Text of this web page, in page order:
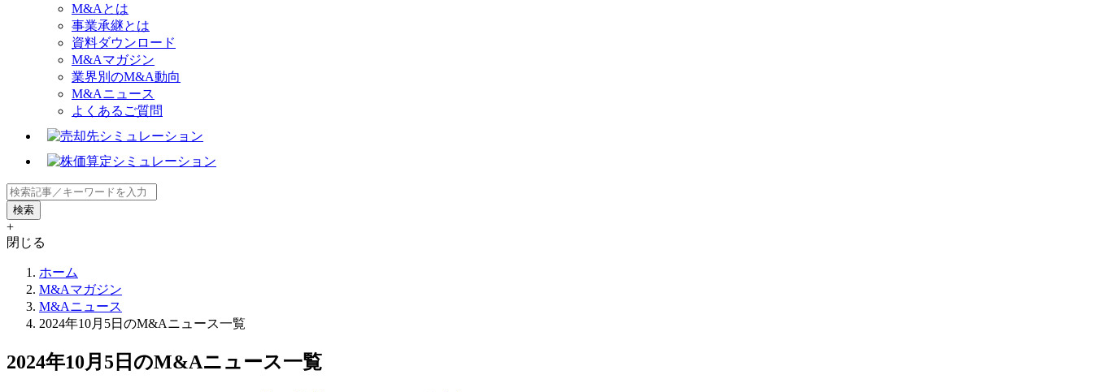
M&Aとは
事業承継とは
資料ダウンロード
M&Aマガジン
業界別のM&A動向
M&Aニュース
よくあるご質問
+
閉じる
ホーム
M&Aマガジン
M&Aニュース
2024年10月5日のM&Aニュース一覧
2024年10月5日のM&Aニュース一覧